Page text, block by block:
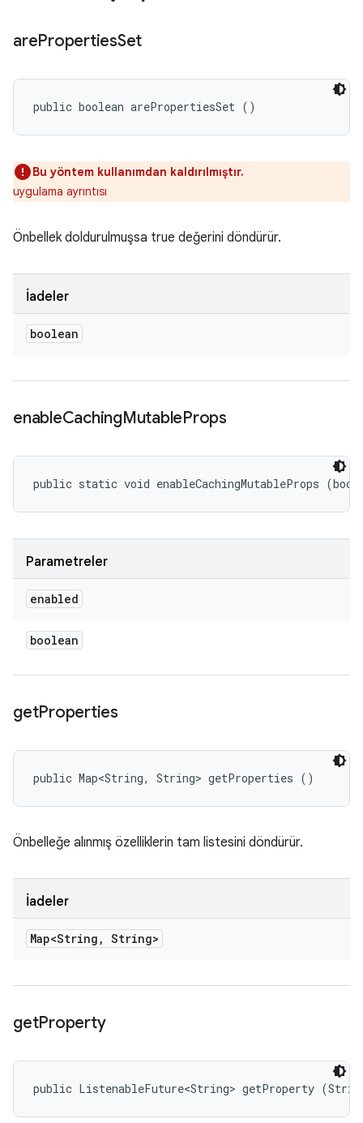
arePropertiesSet
public boolean arePropertiesSet ()
Bu yöntem kullanımdan kaldırılmıştır.
uygulama ayrıntısı
Önbellek doldurulmuşsa true değerini döndürür.
İadeler
boolean
enableCachingMutableProps
public static void enableCachingMutableProps
Parametreler
enabled
boolean
getProperties
public Map<String, String> getProperties ()
Önbelleğe alınmış özelliklerin tam listesini döndürür.
İadeler
Map<String , String>
getProperty
public ListenableFuture<String> getProperty